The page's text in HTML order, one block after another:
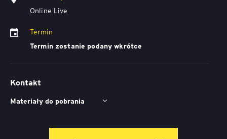
Online Live
Termin
Termin zostanie podany wkrótce
Kontakt
Materiały do pobrania